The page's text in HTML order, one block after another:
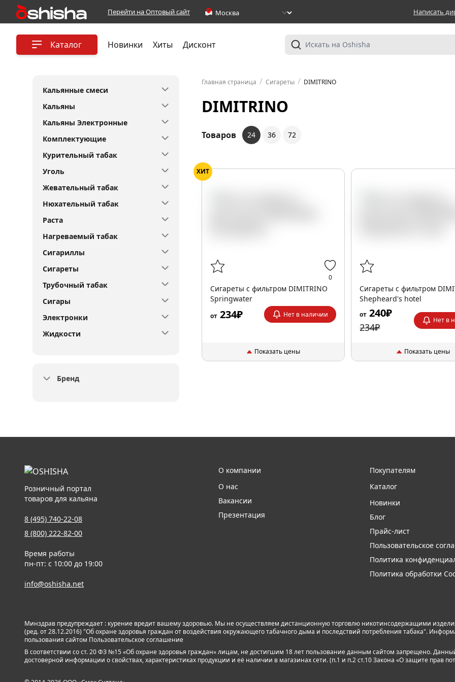
Перейти на Оптовый сайт Написать
Каталог Новинки Хиты Дисконт
Кальянные смеси
Кальяны
Кальяны Электронные
Комплектующие
Курительный табак
Уголь
Жевательный табак
Нюхательный табак
Раста
Нагреваемый табак
Сигариллы
Сигареты
Трубочный табак
Сигары
Электронки
Жидкости
Бренд
Главная страница / Сигареты / DIMITRINO
DIMITRINO
Товаров 24 36 72
ХИТ
0
Сигареты с фильтром DIMITRINO
Springwater
от 234₽ Нет в наличии
Показать цены
Сигареты с фильтром
Shepheard's hotel
от 240₽
234₽
Нет в
Показать цены
Розничный портал
товаров для кальяна
8 (495) 740-22-08
8 (800) 222-82-00
Время работы
пн-пт: с 10:00 до 19:00
info@oshisha.net
О компании
О нас
Вакансии
Презентация
Покупателям
Каталог
Новинки
Блог
Прайс-лист
Пользовательское
Политика
Политика обработки
Минздрав предупреждает : курение вредит вашему здоровью. Мы не осуществляем дистанционную торговлю никотинсодержащими
(ред. от 28.12.2016) "Об охране здоровья граждан от воздействия окружающего табачного дыма и последствий потребления табака".
пользования сайтом Пользовательское соглашение
В соответствии со ст. 20 ФЗ №15 «Об охране здоровья граждан» лицам, не достигшим 18 лет пользование данным сайтом запрещено.
достоверной информации о свойствах, характеристиках продукции и её наличии в магазинах сети. (п.1 и п.2 ст.10 Закона «О защите прав